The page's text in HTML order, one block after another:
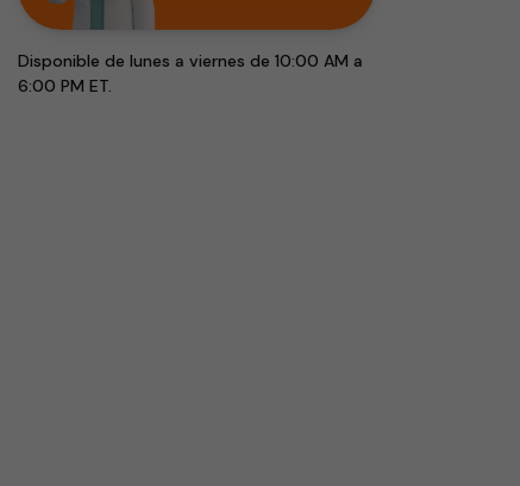
Disponible de lunes a viernes de 10:00 AM a
6:00 PM ET.